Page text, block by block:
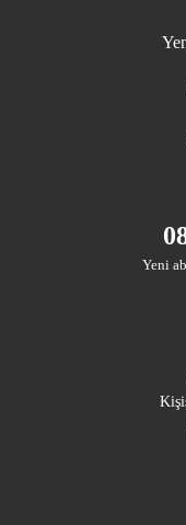
Yeni